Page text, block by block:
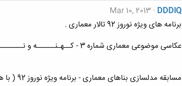
DDDIQ
Mar 10, 2013
برنامه های ویژه نوروز 92 تالار معماری .
عکاسی موضوعی معماری شماره 3 - کــهـنــــــه و نــــــــو
مسابقه مدلسازی بناهای معماری - برنامه ویژه نوروز 92 ( با هدایای ویژه)